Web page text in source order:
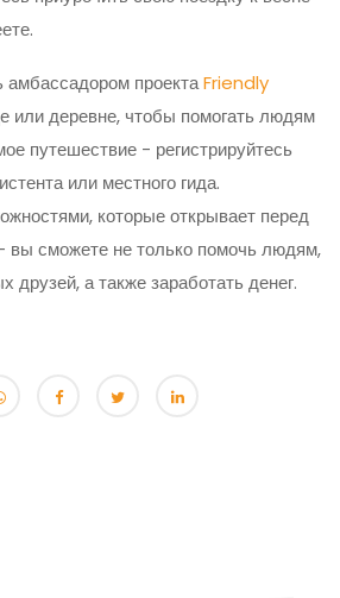
амбассадором проектаFriendly
или деревне, чтобы помогать людям
путешествие - регистрируйтесь
или местного гида.
которые открывает перед
сможете не только помочь людям,
друзей, а также заработать денег.